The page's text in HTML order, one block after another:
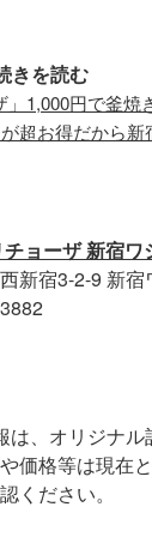
きを読む
1,000円で釜焼
超お得だから新
ョーザ 新宿
新宿3-2-9 新宿
は、オリジナ
価格等は現在
ください。